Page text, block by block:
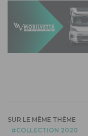
SUR LE MÊME THÈME
COLLECTION 2020